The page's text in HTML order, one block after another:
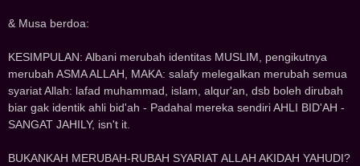
& Musa berdoa:
KESIMPULAN: Albani merubah identitas MUSLIM, pengikutnya
merubah ASMA ALLAH, MAKA: salafy melegalkan merubah semua
syariat Allah: lafad muhammad, islam, alqur'an, dsb boleh dirubah
biar gak identik ahli bid'ah - Padahal mereka sendiri AHLI BID'AH -
SANGAT JAHILY, isn't it.
BUKANKAH MERUBAH-RUBAH SYARIAT ALLAH AKIDAH YAHUDI?